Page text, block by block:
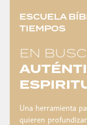
ESCUELA
TIEMPOS
EN
Una herramienta
quieren